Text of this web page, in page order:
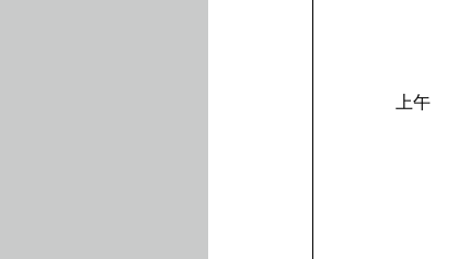
上午